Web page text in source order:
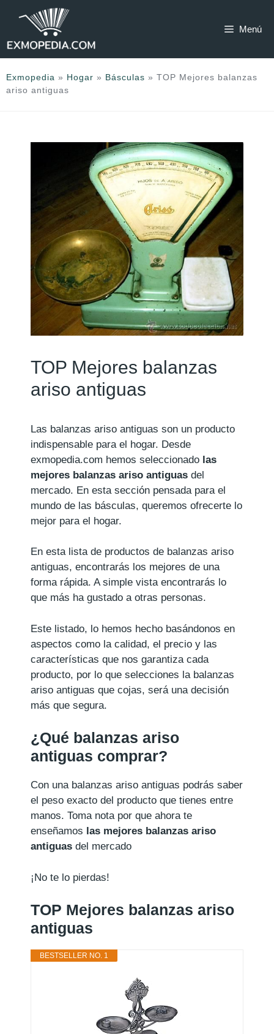
Menú
Exmopedia » Hogar » Básculas » TOP Mejores balanzas
ariso antiguas
TOP Mejores balanzas
ariso antiguas
Las balanzas ariso antiguas son un producto
indispensable para el hogar. Desde
exmopedia.com hemos seleccionado las
mejores balanzas ariso antiguas del
mercado. En esta sección pensada para el
mundo de las básculas, queremos ofrecerte lo
mejor para el hogar.
En esta lista de productos de balanzas ariso
antiguas, encontrarás los mejores de una
forma rápida. A simple vista encontrarás lo
que más ha gustado a otras personas.
Este listado, lo hemos hecho basándonos en
aspectos como la calidad, el precio y las
características que nos garantiza cada
producto, por lo que selecciones la balanzas
ariso antiguas que cojas, será una decisión
más que segura.
¿Qué balanzas ariso
antiguas comprar?
Con una balanzas ariso antiguas podrás saber
el peso exacto del producto que tienes entre
manos. Toma nota por que ahora te
enseñamos las mejores balanzas ariso
antiguas del mercado
¡No te lo pierdas!
TOP Mejores balanzas ariso
antiguas
BESTSELLER NO. 1